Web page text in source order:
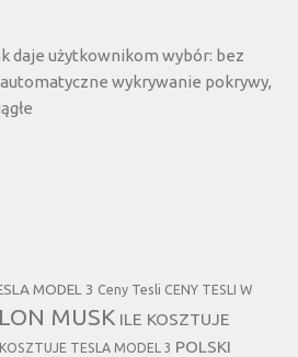
daje użytkownikom wybór: bez
wykrywanie pokrywy,
MODEL 3 Ceny Tesli CENY TESLI W
MUSK ILE KOSZTUJE
TESLA MODEL 3 POLSKI